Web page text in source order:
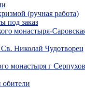
(ручная работа)
под заказ
монастыря-
Николай Чудотворец
монастыря г Серпухов
обители